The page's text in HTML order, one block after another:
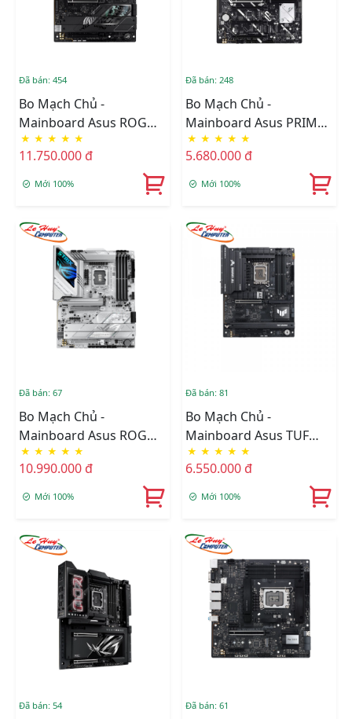
Đã bán: 454
Bo Mạch Chủ -
Mainboard Asus ROG
STRIX Z890-F GAMING
WIFI
★ ★ ★ ★ ★
11.750.000 đ
Mới 100%
Đã bán: 248
Bo Mạch Chủ -
Mainboard Asus PRIME
Z890-P WIFI-CSM
★ ★ ★ ★ ★
5.680.000 đ
Mới 100%
Đã bán: 67
Bo Mạch Chủ -
Mainboard Asus ROG
STRIX Z890-A GAMING
WIFI
★ ★ ★ ★ ★
10.990.000 đ
Mới 100%
Đã bán: 81
Bo Mạch Chủ -
Mainboard Asus TUF
GAMING Z890 PLUS WIFI
DDR5
★ ★ ★ ★ ★
6.550.000 đ
Mới 100%
Đã bán: 54 Đã bán: 61